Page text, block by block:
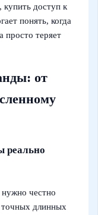
купить доступ к
понять, когда
просто теряет
от
реально
нужно честно
точных длинных